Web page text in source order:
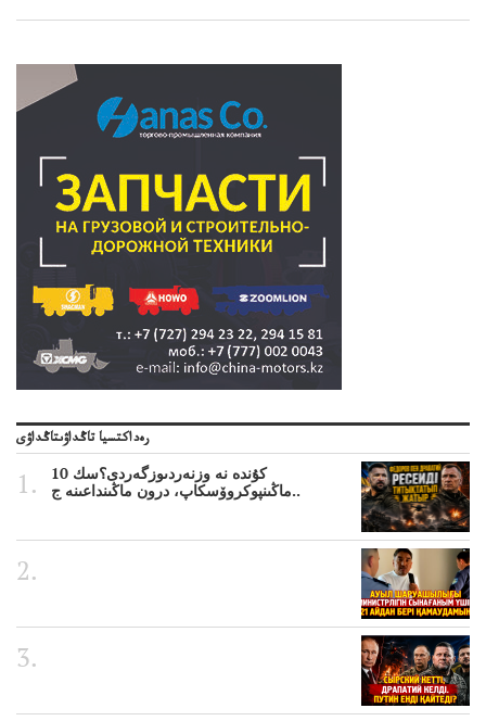
رەداكتسيا تاڭداۋىتاڭداۋى
10 كۇندە نە وزنەردىوزگەردى؟سك
ماڭىنپوكروۆسكاپ، درون ماڭىنداعىنە ج..